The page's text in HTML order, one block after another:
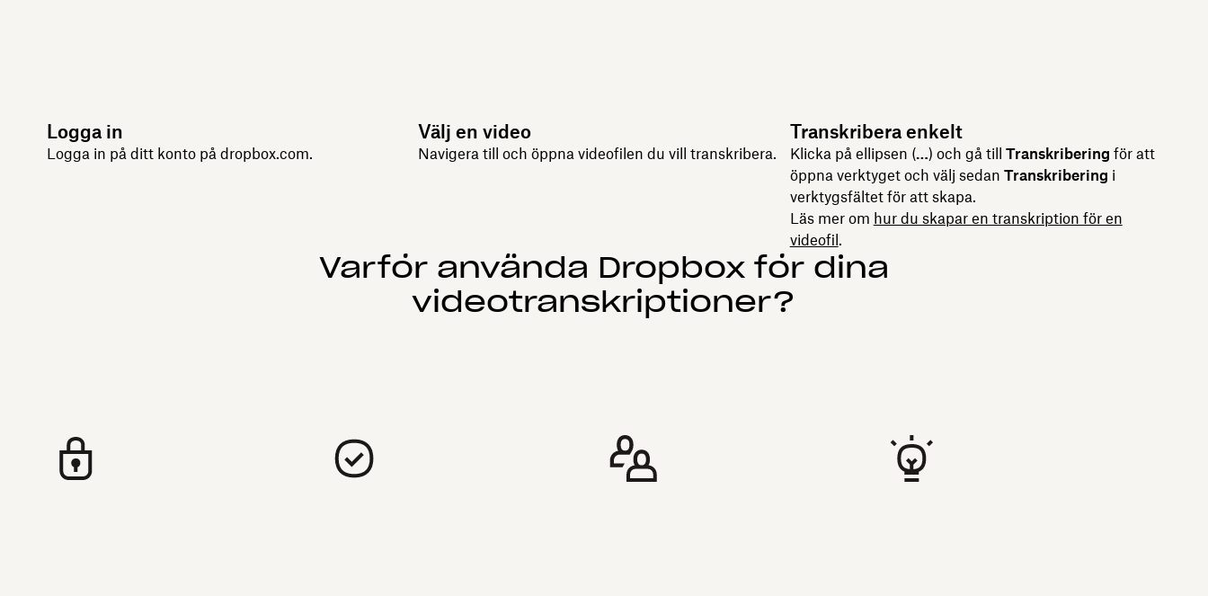
Logga in
Logga in på ditt konto på dropbox.com.
Välj en video
Navigera till och öppna videofilen du vill transkribera.
Transkribera enkelt
Klicka på ellipsen (…) och gå till Transkribering för att
öppna verktyget och välj sedan Transkribering i
verktygsfältet för att skapa.
Läs mer om hur du skapar en transkription för en
videofil .
Varför använda Dropbox för dina
videotranskriptioner?